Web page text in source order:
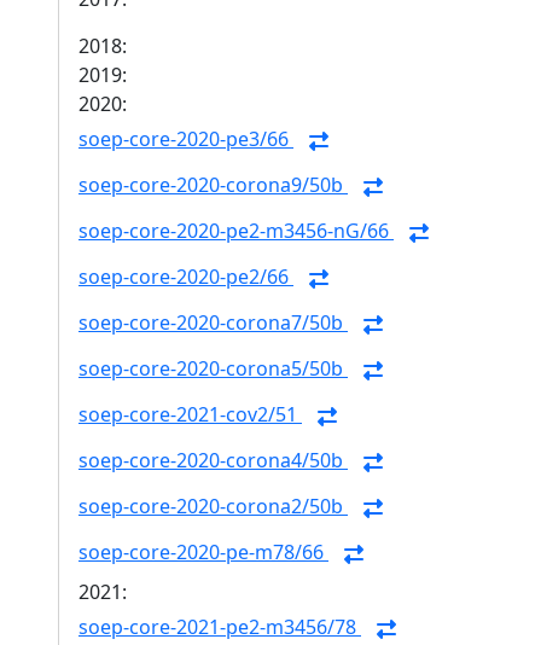
2018:
2019:
2020:
soep-core-2020-pe3/66
soep-core-2020-corona9/50b
soep-core-2020-pe2-m3456-nG/66
soep-core-2020-pe2/66
soep-core-2020-corona7/50b
soep-core-2020-corona5/50b
soep-core-2021-cov2/51
soep-core-2020-corona4/50b
soep-core-2020-corona2/50b
soep-core-2020-pe-m78/66
2021:
soep-core-2021-pe2-m3456/78